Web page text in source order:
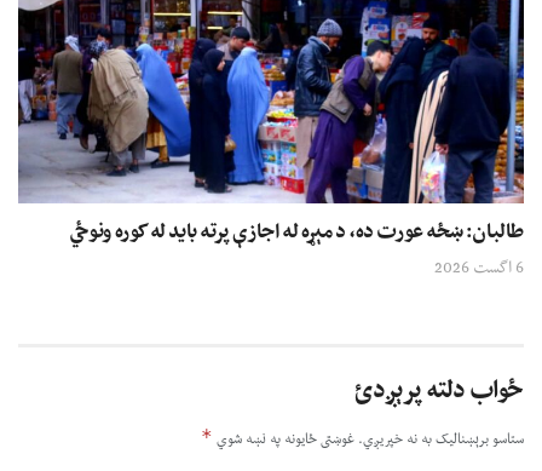
طالبان: ښځه عورت ده، د مېړه له اجازې پرته باید له کوره ونوځي
6 اگست 2026
ځواب دلته پرېږدئ
ستاسو برېښناليک به نه خپريږي.غوښتى ځایونه په نښه شوي *